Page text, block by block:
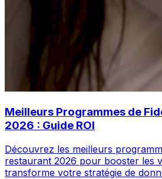
Meilleurs Programmes de
2026 : Guide ROI
Découvrez les meilleurs
restaurant 2026 pour booster les
transforme votre stratégie de